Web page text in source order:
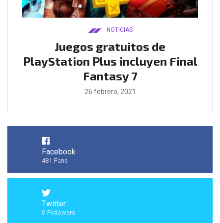
NOTICIAS
Juegos gratuitos de
PlayStation Plus incluyen Final
Fantasy 7
26 febrero, 2021
Facebook
481 Fans
Twitter
0 Followers